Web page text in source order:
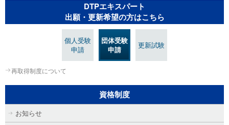
DTPエキスパート
出願・更新希望の方はこちら
個人受験
申請
団体受験
申請
更新試験
再取得制度について
資格制度
お知らせ